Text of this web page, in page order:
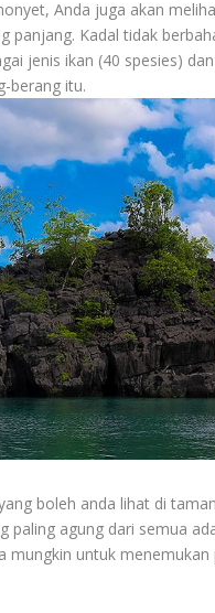
Anda juga akan
panjang. Kadal tidak
jenis ikan (40 spesies)
berang itu.
boleh anda lihat di
paling agung dari semua
mungkin untuk